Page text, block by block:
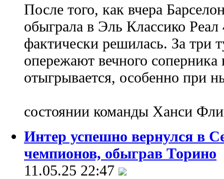
После того, как вчера
обыграла в Эль Классико
фактически решилась. За три
опережают вечного соперника
отыгрывается, особенно при
состоянии команды Ханси
Интер успешно вернулся в
чемпионов, обыграв Торино
11.05.25 22:47